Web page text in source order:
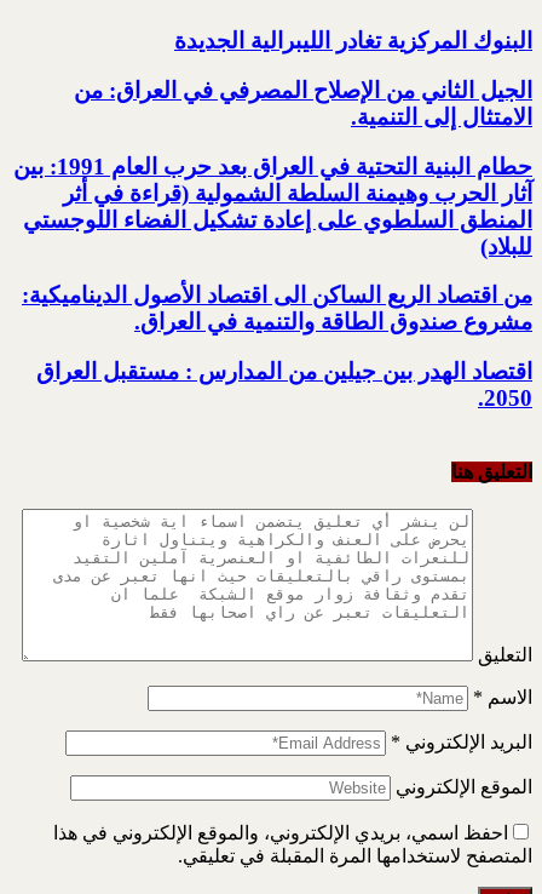
البنوك المركزية تغادر الليبرالية الجديدة
الجيل الثاني من الإصلاح المصرفي في العراق: من
الامتثال إلى التنمية.‏
حطام البنية التحتية في العراق بعد حرب العام 1991: بين
آثار الحرب وهيمنة السلطة الشمولية‎ ‏(قراءة في أثر
المنطق السلطوي على إعادة تشكيل الفضاء اللوجستي
للبلاد)‏
من اقتصاد الريع الساكن الى اقتصاد الأصول الديناميكية:
مشروع صندوق الطاقة والتنمية في العراق‎.
اقتصاد الهدر بين جيلين من المدارس : مستقبل العراق
2050‏‎.‎
التعليق هنا
التعليق
الاسم *
البريد الإلكتروني *
الموقع الإلكتروني
احفظ اسمي، بريدي الإلكتروني، والموقع الإلكتروني في هذا
المتصفح لاستخدامها المرة المقبلة في تعليقي.